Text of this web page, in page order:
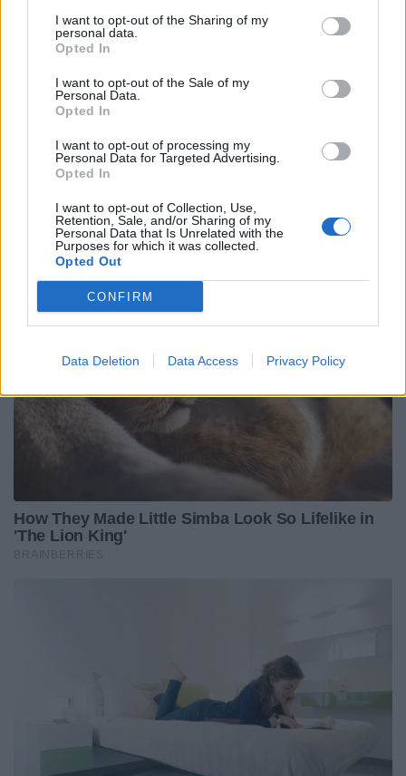
I want to opt-out of the Sharing of my
personal data.
Opted In
I want to opt-out of the Sale of my
Personal Data.
Opted In
I want to opt-out of processing my
Personal Data for Targeted Advertising.
Opted In
I want to opt-out of Collection, Use,
Retention, Sale, and/or Sharing of my
Personal Data that Is Unrelated with the
Purposes for which it was collected.
Opted Out
CONFIRM
Data Deletion Data Access Privacy Policy